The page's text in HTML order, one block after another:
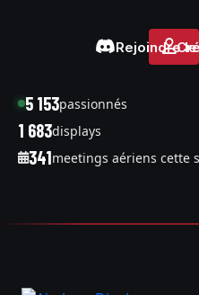
Rejoindre
5 153passionnés
1 683displays
341meetings aériens cette